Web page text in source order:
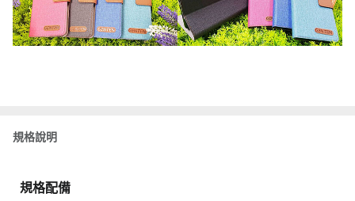
規格說明
規格配備